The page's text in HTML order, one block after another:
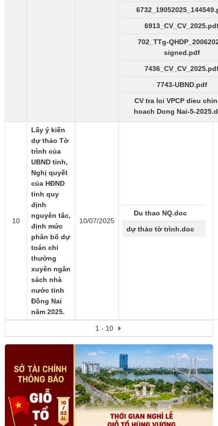
702_TTg-
signed.pdf
7743-UBND.pdf
CV tra loi VPCP dieu
hoach Dong Nai-5-
10
Lấy ý kiến
dự thảo Tờ
trình của
UBND tỉnh,
Nghị quyết
của HĐND
tỉnh quy
định
nguyên tắc,
định mức
phân bổ dự
toán chi
thường
xuyên ngân
sách nhà
nước tỉnh
Đồng Nai
năm 2025.
10/07/2025
Du thao NQ.doc
dự thảo tờ trình.doc
1 - 10